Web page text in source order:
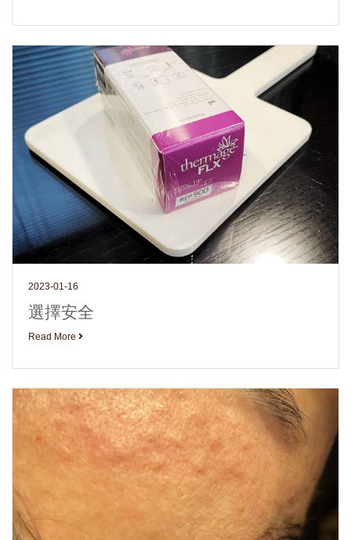
2023-01-16
選擇安全
Read More